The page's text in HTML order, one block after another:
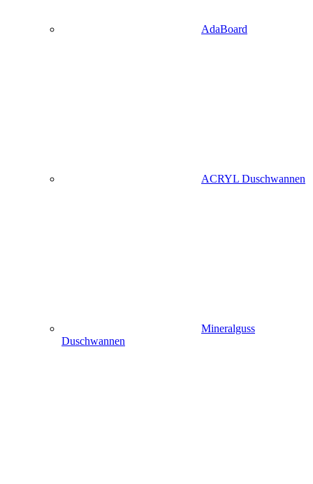
AdaBoard
ACRYL Duschwannen
Mineralguss
Duschwannen